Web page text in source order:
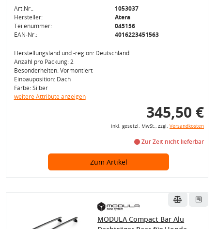
Art.Nr.:
1053037
Hersteller:
Atera
Teilenummer:
045156
EAN-Nr.:
4016223451563
Herstellungsland und -region: Deutschland
Anzahl pro Packung: 2
Besonderheiten: Vormontiert
Einbauposition: Dach
Farbe: Silber
weitere Attribute anzeigen
345,50 €
inkl. gesetzl. MwSt., zzgl. Versandkosten
Zur Zeit nicht lieferbar
Zum Artikel
MODULA Compact Bar Alu